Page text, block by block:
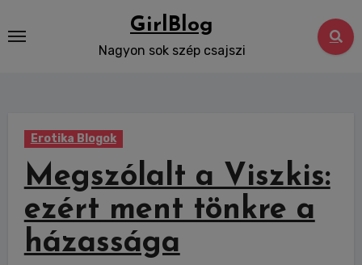
to
GirlBlog
Nagyon sok szép csajszi
Erotika Blogok
Megszólalt a Viszkis:
ezért ment tönkre a
házassága